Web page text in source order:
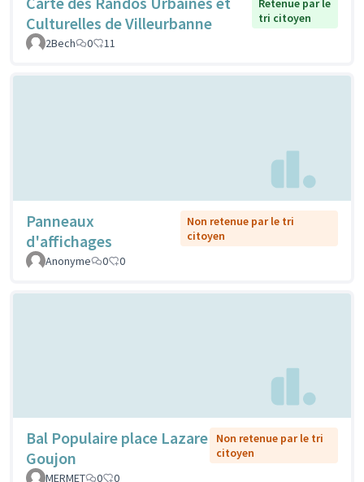
Culturelles de Villeurbanne
Retenue par le
tri citoyen
2Bech
0 11
Panneaux
d'affichages
Non retenue par le tri
citoyen
Anonyme
0 0
Bal Populaire place Lazare
Goujon
Non retenue par le tri
citoyen
MERMET
0 0